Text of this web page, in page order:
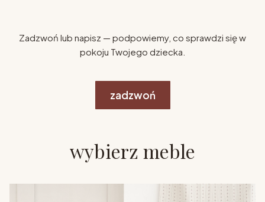
Zadzwoń lub napisz — podpowiemy, co sprawdzi się w
pokoju Twojego dziecka.
zadzwoń
wybierz meble